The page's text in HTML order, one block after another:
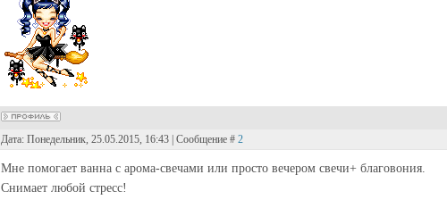
Дата: Понедельник, 25.05.2015, 16:43 | Сообщение # 2
Мне помогает ванна с арома-свечами или просто вечером свечи+ благовония.
Снимает любой стресс!